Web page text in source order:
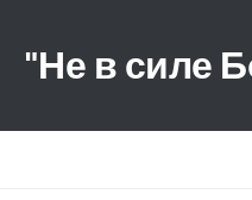
"Не в силе